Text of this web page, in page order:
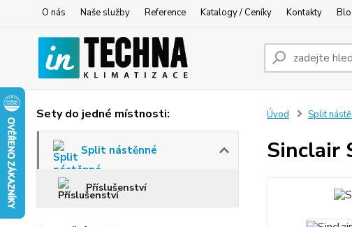
O nás Naše služby Reference Katalogy / Ceníky Kontakty
Sety do jedné místnosti:
Split nástěnné
Příslušenství
Úvod Split
Sinclair